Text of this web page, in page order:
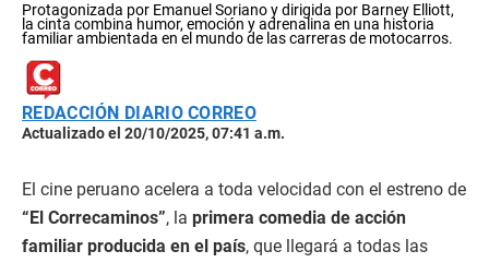
Protagonizada por Emanuel Soriano y dirigida por Barney Elliott,
la cinta combina humor, emoción y adrenalina en una historia
familiar ambientada en el mundo de las carreras de motocarros.
REDACCIÓN DIARIO CORREO
Actualizado el 20/10/2025, 07:41 a.m.
El cine peruano acelera a toda velocidad con el estreno de
“El Correcaminos”, la primera comedia de acción
familiar producida en el país, que llegará a todas las